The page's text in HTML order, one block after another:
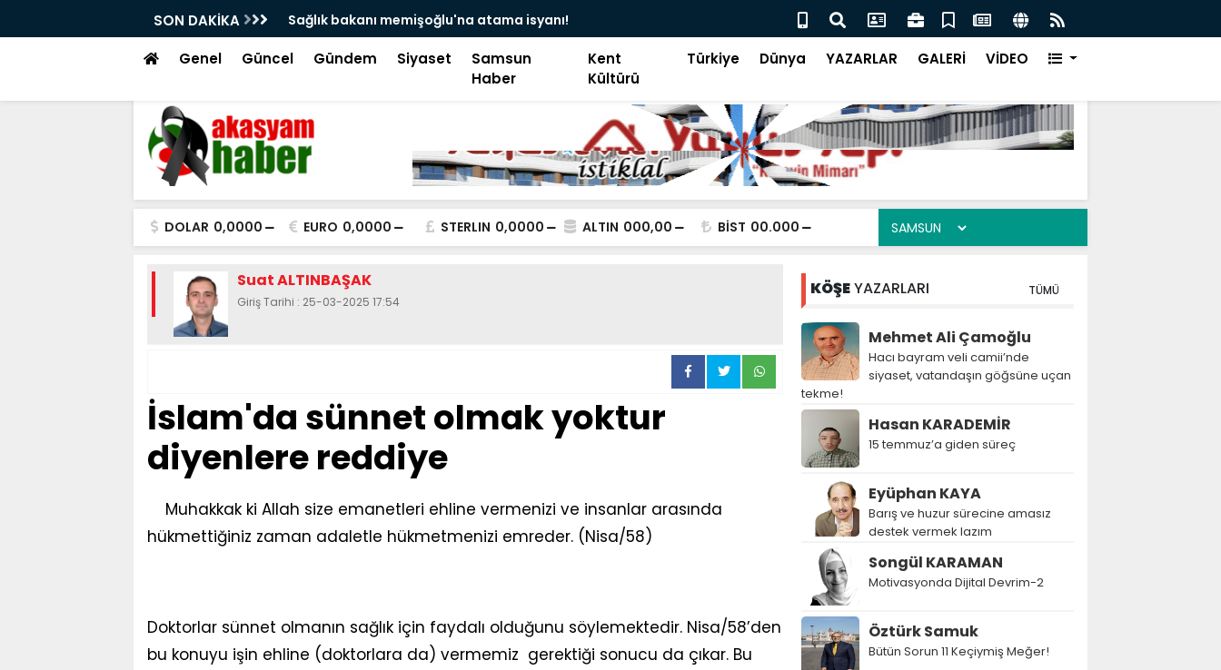
SON DAKİKA
Hacı bayram veli camii’nde siyaset, vatandaşın göğsüne uçan
tekme!
Pakistan Başbakanı İmran Han'a Ne Oldu!
Genel Güncel Gündem Siyaset
Samsun
Haber
Kent
Kültürü
Türkiye Dünya YAZARLAR GALERİ VİDEO
DOLAR 0,0000 EURO 0,0000 STERLIN 0,0000 ALTIN 000,00 BİST 00.000
Suat ALTINBAŞAK
Giriş Tarihi : 25-03-2025 17:54
İslam'da sünnet olmak yoktur
diyenlere reddiye
Muhakkak ki Allah size emanetleri ehline vermenizi ve insanlar arasında
hükmettiğiniz zaman adaletle hükmetmenizi emreder. (Nisa/58)
Doktorlar sünnet olmanın sağlık için faydalı olduğunu söylemektedir. Nisa/58’den
bu konuyu işin ehline (doktorlara da) vermemiz gerektiği sonucu da çıkar. Bu
KÖŞEYAZARLARI TÜMÜ
Mehmet Ali Çamoğlu
Hacı bayram veli camii’nde
siyaset, vatandaşın göğsüne uçan
tekme!
Hasan KARADEMİR
15 temmuz’a giden süreç
Eyüphan KAYA
Barış ve huzur sürecine amasız
destek vermek lazım
Songül KARAMAN
Motivasyonda Dijital Devrim-2
Öztürk Samuk
Bütün Sorun 11 Keçiymiş Meğer!